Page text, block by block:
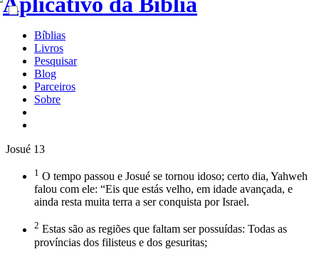
Bíblias
Livros
Pesquisar
Blog
Parceiros
Sobre
Josué 13
1 O tempo passou e Josué se tornou idoso; certo dia, Yahweh
falou com ele: “Eis que estás velho, em idade avançada, e
ainda resta muita terra a ser conquista por Israel.
2 Estas são as regiões que faltam ser possuídas: Todas as
províncias dos filisteus e dos gesuritas;